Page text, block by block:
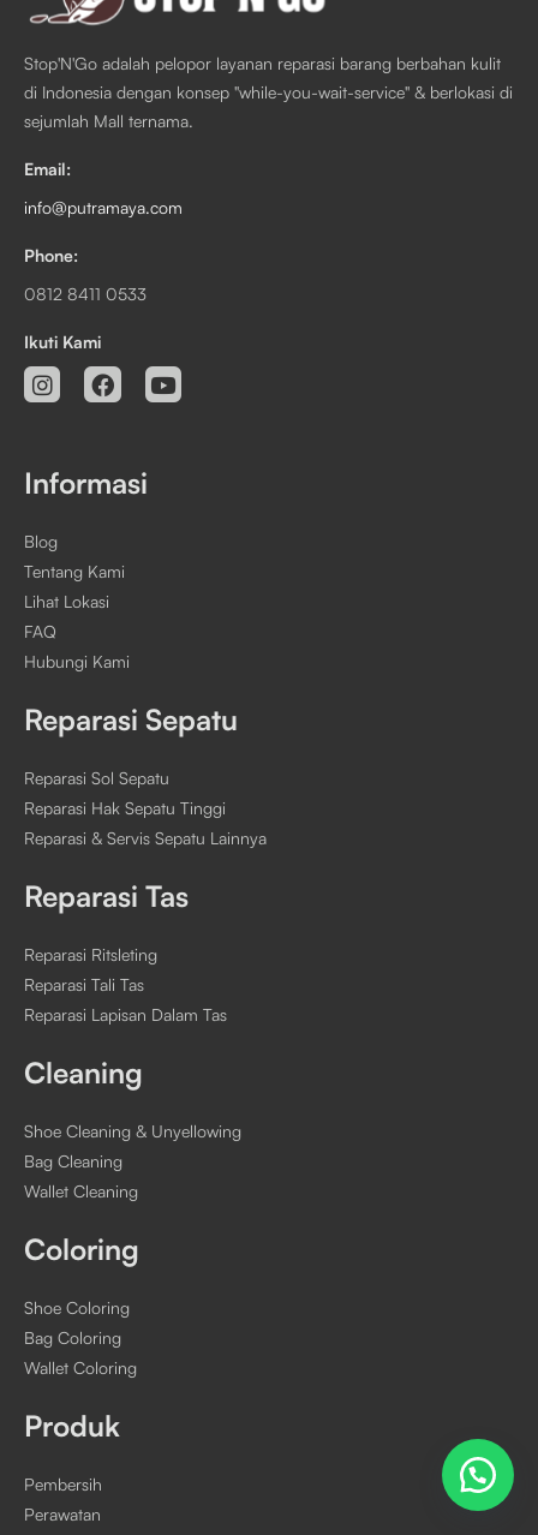
Stop'N'Go adalah pelopor layanan reparasi barang berbahan kulit
di Indonesia dengan konsep "while-you-wait-service" & berlokasi di
sejumlah Mall ternama.
Email:
info@putramaya.com
Phone:
0812 8411 0533
Ikuti Kami
Informasi
Blog
Tentang Kami
Lihat Lokasi
FAQ
Hubungi Kami
Reparasi Sepatu
Reparasi Sol Sepatu
Reparasi Hak Sepatu Tinggi
Reparasi & Servis Sepatu Lainnya
Reparasi Tas
Reparasi Ritsleting
Reparasi Tali Tas
Reparasi Lapisan Dalam Tas
Cleaning
Shoe Cleaning & Unyellowing
Bag Cleaning
Wallet Cleaning
Coloring
Shoe Coloring
Bag Coloring
Wallet Coloring
Produk
Pembersih
Perawatan